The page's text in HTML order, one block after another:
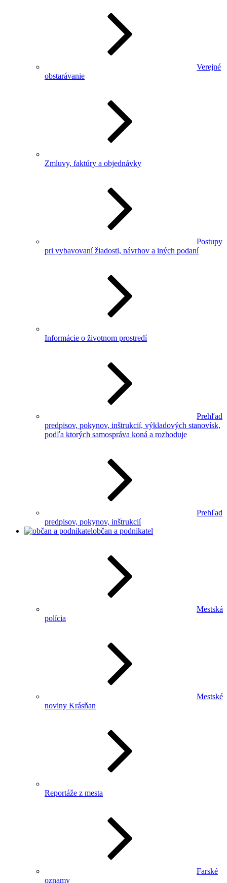
Verejné
obstarávanie
Zmluvy, faktúry a objednávky
Postupy
pri vybavovaní žiadosti, návrhov a iných podaní
Informácie o životnom prostredí
Prehľad
predpisov, pokynov, inštrukcií, výkladových stanovísk,
podľa ktorých samospráva koná a rozhoduje
Prehľad
predpisov, pokynov, inštrukcií
občan a podnikatel
Mestská
polícia
Mestské
noviny Krásňan
Reportáže z mesta
Farské
oznamy